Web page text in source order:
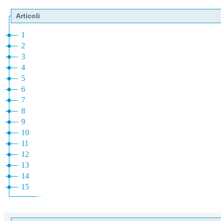
Articoli
1
2
3
4
5
6
7
8
9
10
11
12
13
14
15